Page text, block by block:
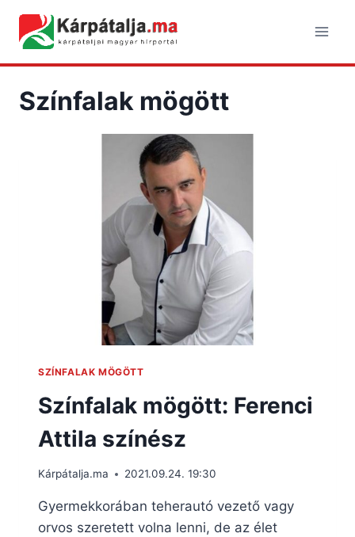
content
Színfalak mögött
SZÍNFALAK MÖGÖTT
Színfalak mögött: Ferenci
Attila színész
Kárpátalja.ma 2021.09.24. 19:30
Gyermekkorában teherautó vezető vagy
orvos szeretett volna lenni, de az élet